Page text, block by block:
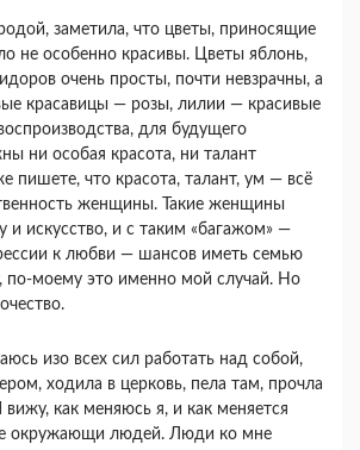
заметила, что цветы, приносящие
не особенно красивы. Цветы яблонь,
очень просты, почти невзрачны, а
красавицы — розы, лилии — красивые
для будущего
ни особая красота, ни талант
что красота, талант, ум — всё
женщины. Такие женщины
и искусство, и с таким «багажом» —
к любви — шансов иметь семью
по-моему это именно мой случай. Но
изо всех сил работать над собой,
ходила в церковь, пела там, прочла
как меняюсь я, и как меняется
окружающи людей. Люди ко мне